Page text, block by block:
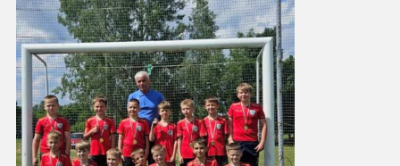
11:00, 26.06.2026